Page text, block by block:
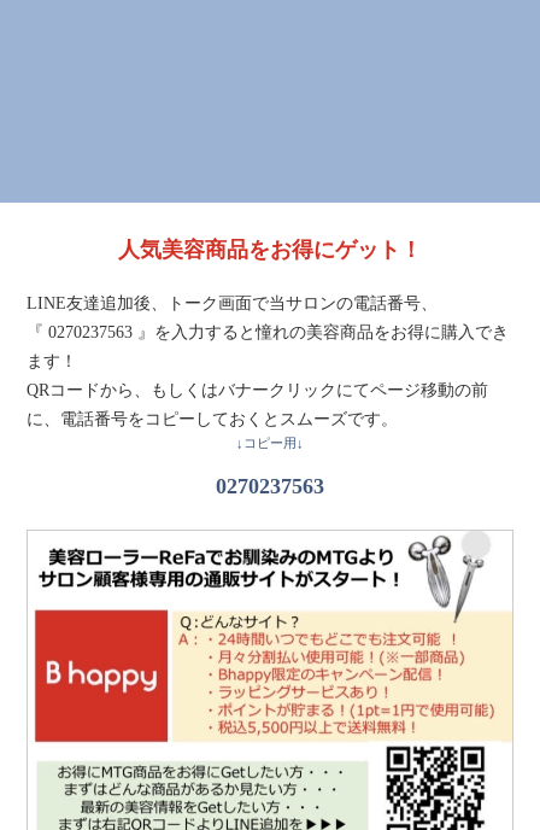
人気美容商品をお得にゲット！
LINE友達追加後、トーク画面で当サロンの電話番号、
『 0270237563 』を入力すると憧れの美容商品をお得に購入でき
ます！
QRコードから、もしくはバナークリックにてページ移動の前
に、電話番号をコピーしておくとスムーズです。
↓コピー用↓
0270237563